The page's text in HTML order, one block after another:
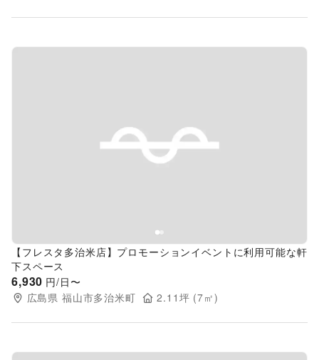
Previous slide
【フレスタ多治米店】プロモーションイベントに利用可能な軒
下スペース
6,930 円/日〜
広島県 福山市多治米町 2.11 坪 (7㎡)